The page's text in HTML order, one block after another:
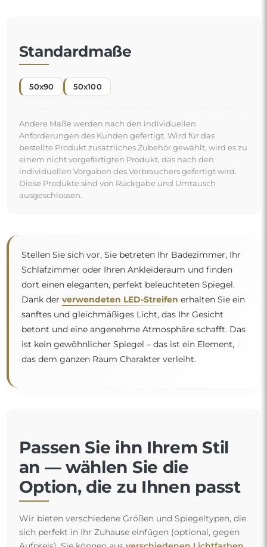
Standardmaße
50x90 50x100
Andere Maße werden nach den individuellen
Anforderungen des Kunden gefertigt. Wird für das
bestellte Produkt zusätzliches Zubehör gewählt, wird es zu
einem nicht vorgefertigten Produkt, das nach den
individuellen Vorgaben des Verbrauchers gefertigt wird.
Diese Produkte sind von Rückgabe und Umtausch
ausgeschlossen.
Stellen Sie sich vor, Sie betreten Ihr Badezimmer, Ihr
Schlafzimmer oder Ihren Ankleideraum und finden
dort einen eleganten, perfekt beleuchteten Spiegel.
Dank der verwendeten LED-Streifen erhalten Sie ein
sanftes und gleichmäßiges Licht, das Ihr Gesicht
betont und eine angenehme Atmosphäre schafft. Das
ist kein gewöhnlicher Spiegel – das ist ein Element,
das dem ganzen Raum Charakter verleiht.
“
Passen Sie ihn Ihrem Stil
an — wählen Sie die
Option, die zu Ihnen passt
Wir bieten verschiedene Größen und Spiegeltypen, die
sich perfekt in Ihr Zuhause einfügen (optional, gegen